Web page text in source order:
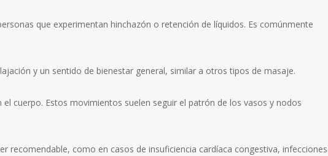
que experimentan hinchazón o retención de líquidos. Es comúnmente
y un sentido de bienestar general, similar a otros tipos de masaje.
cuerpo. Estos movimientos suelen seguir el patrón de los vasos y nodos
recomendable, como en casos de insuficiencia cardíaca congestiva, infecciones